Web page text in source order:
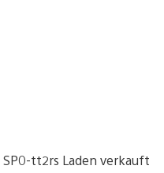
tt2rs Laden verkauft